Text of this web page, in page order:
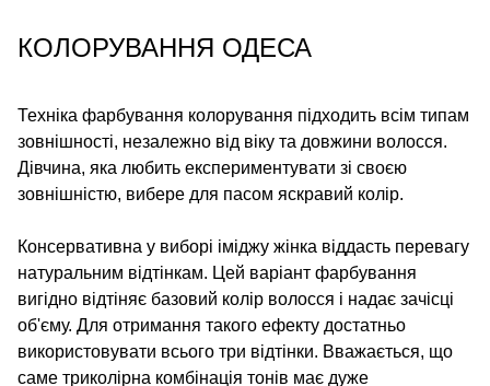
КОЛОРУВАННЯ ОДЕСА
Техніка фарбування колорування підходить всім типам
зовнішності, незалежно від віку та довжини волосся.
Дівчина, яка любить експериментувати зі своєю
зовнішністю, вибере для пасом яскравий колір.
Консервативна у виборі іміджу жінка віддасть перевагу
натуральним відтінкам. Цей варіант фарбування
вигідно відтіняє базовий колір волосся і надає зачісці
об'єму. Для отримання такого ефекту достатньо
використовувати всього три відтінки. Вважається, що
саме триколірна комбінація тонів має дуже